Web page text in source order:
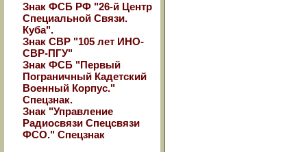
Знак ФСБ РФ "26-й Центр
Специальной Связи.
Куба".
Знак СВР "105 лет ИНО-
СВР-ПГУ"
Знак ФСБ "Первый
Пограничный Кадетский
Военный Корпус."
Спецзнак.
Знак "Управление
Радиосвязи Спецсвязи
ФСО." Спецзнак